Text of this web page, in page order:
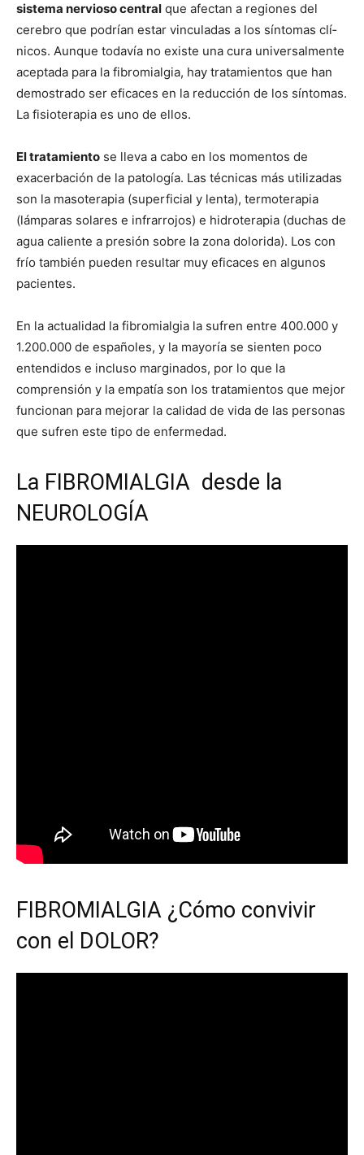
sistema nervioso central que afectan a regiones del
cerebro que podrí­an estar vinculadas a los sí­ntomas clí­
nicos. Aunque todaví­a no existe una cura universalmente
aceptada para la fibromialgia, hay tratamientos que han
demostrado ser eficaces en la reducción de los sí­ntomas.
La fisioterapia es uno de ellos.
El tratamiento se lleva a cabo en los momentos de
exacerbación de la patologí­a. Las técnicas más utilizadas
son la masoterapia (superficial y lenta), termoterapia
(lámparas solares e infrarrojos) e hidroterapia (duchas de
agua caliente a presión sobre la zona dolorida). Los con
frí­o también pueden resultar muy eficaces en algunos
pacientes.
En la actualidad la fibromialgia la sufren entre 400.000 y
1.200.000 de españoles, y la mayorí­a se sienten poco
entendidos e incluso marginados, por lo que la
comprensión y la empatí­a son los tratamientos que mejor
funcionan para mejorar la calidad de vida de las personas
que sufren este tipo de enfermedad.
La FIBROMIALGIA desde la
NEUROLOGÍA
FIBROMIALGIA ¿Cómo convivir
con el DOLOR?